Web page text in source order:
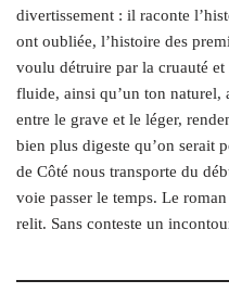
divertissement : il raconte
ont oubliée, l’histoire des
voulu détruire par la cruauté
fluide, ainsi qu’un ton naturel,
entre le grave et le léger,
bien plus digeste qu’on serait
de Côté nous transporte du
voie passer le temps. Le
relit. Sans conteste un